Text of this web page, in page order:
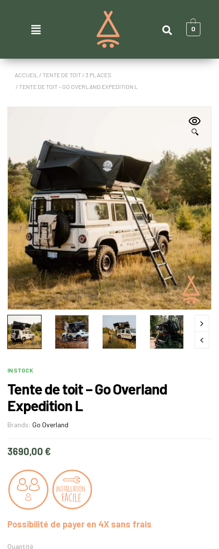
0
ACCUEIL / TENTE DE TOIT / 3 PLACES
/ TENTE DE TOIT – GO OVERLAND EXPEDITION L
🔍
IN STOCK
Tente de toit – Go Overland
Expedition L
Brands: Go Overland
3690,00 €
Possibilité de payer en 4X sans frais
Quantité